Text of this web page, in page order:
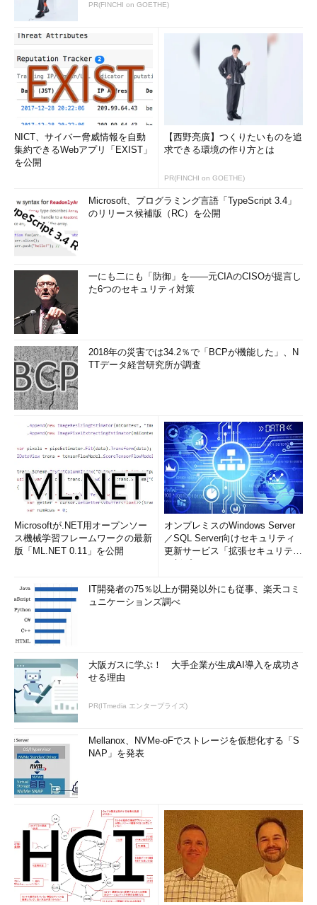
PR(FINCHI on GOETHE)
NICT、サイバー脅威情報を自動
集約できるWebアプリ「EXIST」
を公開
【西野亮廣】つくりたいものを追
求できる環境の作り方とは
PR(FINCHI on GOETHE)
Microsoft、プログラミング言語「TypeScript 3.4」
のリリース候補版（RC）を公開
一にも二にも「防御」を――元CIAのCISOが提言し
た6つのセキュリティ対策
2018年の災害では34.2％で「BCPが機能した」、N
TTデータ経営研究所が調査
Microsoftが.NET用オープンソー
ス機械学習フレームワークの最新
版「ML.NET 0.11」を公開
オンプレミスのWindows Server
／SQL Server向けセキュリティ
更新サービス「拡張セキュリティ
IT開発者の75％以上が開発以外にも従事、楽天コミ
ュニケーションズ調べ
大阪ガスに学ぶ！ 大手企業が生成AI導入を成功さ
せる理由
PR(ITmedia エンタープライズ)
Mellanox、NVMe-oFでストレージを仮想化する「S
NAP」を発表